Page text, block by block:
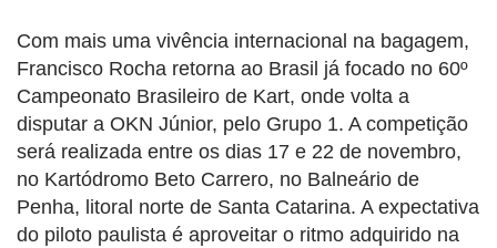
Com mais uma vivência internacional na bagagem,
Francisco Rocha retorna ao Brasil já focado no 60º
Campeonato Brasileiro de Kart, onde volta a
disputar a OKN Júnior, pelo Grupo 1. A competição
será realizada entre os dias 17 e 22 de novembro,
no Kartódromo Beto Carrero, no Balneário de
Penha, litoral norte de Santa Catarina. A expectativa
do piloto paulista é aproveitar o ritmo adquirido na